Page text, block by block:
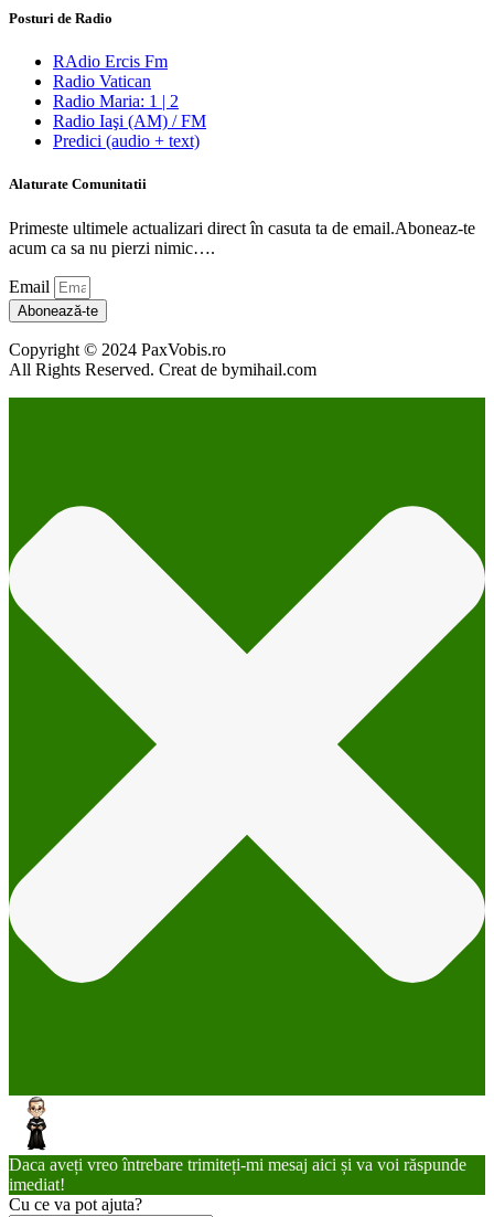
Posturi de Radio
RAdio Ercis Fm
Radio Vatican
Radio Maria: 1 | 2
Radio Iaşi (AM) / FM
Predici (audio + text)
Alaturate Comunitatii
Primeste ultimele actualizari direct în casuta ta de email.Aboneaz-te
acum ca sa nu pierzi nimic….
Email
Abonează-te
Copyright © 2024 PaxVobis.ro
All Rights Reserved. Creat de bymihail.com
Daca aveți vreo întrebare trimiteți-mi mesaj aici și va voi răspunde
imediat!
Cu ce va pot ajuta?